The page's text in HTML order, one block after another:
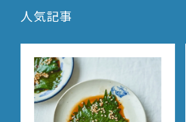
人気記事